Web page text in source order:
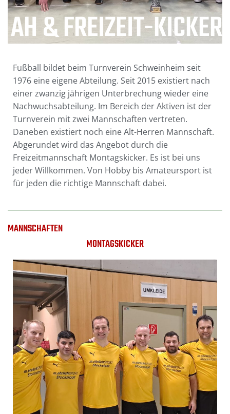
AH & FREIZEIT-KICKER
Fußball bildet beim Turnverein Schweinheim seit
1976 eine eigene Abteilung. Seit 2015 existiert nach
einer zwanzig jährigen Unterbrechung wieder eine
Nachwuchsabteilung. Im Bereich der Aktiven ist der
Turnverein mit zwei Mannschaften vertreten.
Daneben existiert noch eine Alt-Herren Mannschaft.
Abgerundet wird das Angebot durch die
Freizeitmannschaft Montagskicker. Es ist bei uns
jeder Willkommen. Von Hobby bis Amateursport ist
für jeden die richtige Mannschaft dabei.
MANNSCHAFTEN
MONTAGSKICKER